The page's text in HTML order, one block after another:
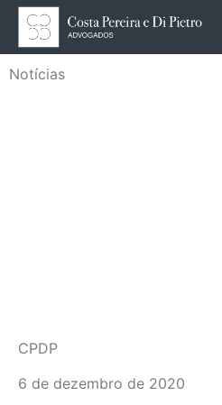
Notícias
CPDP
6 de dezembro de 2020